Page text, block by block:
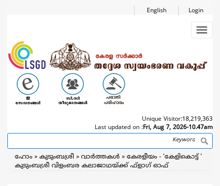
Login
English
Unique Visitor:18,219,363
Last updated on :Fri, Aug 7, 2026-10.47am
Search
Breadcrumb
ഹോം കുടുംബശ്രീ വാര്‍ത്തകള്‍
കേരളീയം - 'കേളികൊട്ട് '
കുടുംബശ്രീ വിളംബര കലാജാഥയ്ക്ക് ഫ്ളാഗ് ഓഫ്